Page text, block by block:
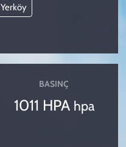
Yerköy
BASINÇ
1011 HPA hpa